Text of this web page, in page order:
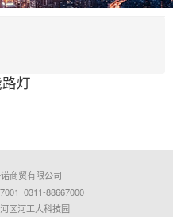
灯
商贸有限公司
0311-88667000
区河工大科技园